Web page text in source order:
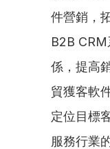
件營銷，
B2B
係，提高
貿獲客軟
定位目標
服務行業